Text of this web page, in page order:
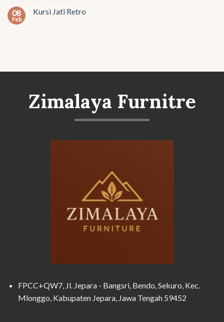
08
Feb
Kursi Jati Retro
Zimalaya Furnitre
FPCC+QW7, Jl. Jepara - Bangsri, Bendo, Sekuro, Kec.
Mlonggo, Kabupaten Jepara, Jawa Tengah 59452